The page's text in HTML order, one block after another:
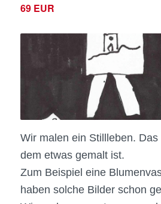
69 EUR
Wir malen ein Stillleben.
dem etwas gemalt ist.
Zum Beispiel eine
haben solche Bilder schon